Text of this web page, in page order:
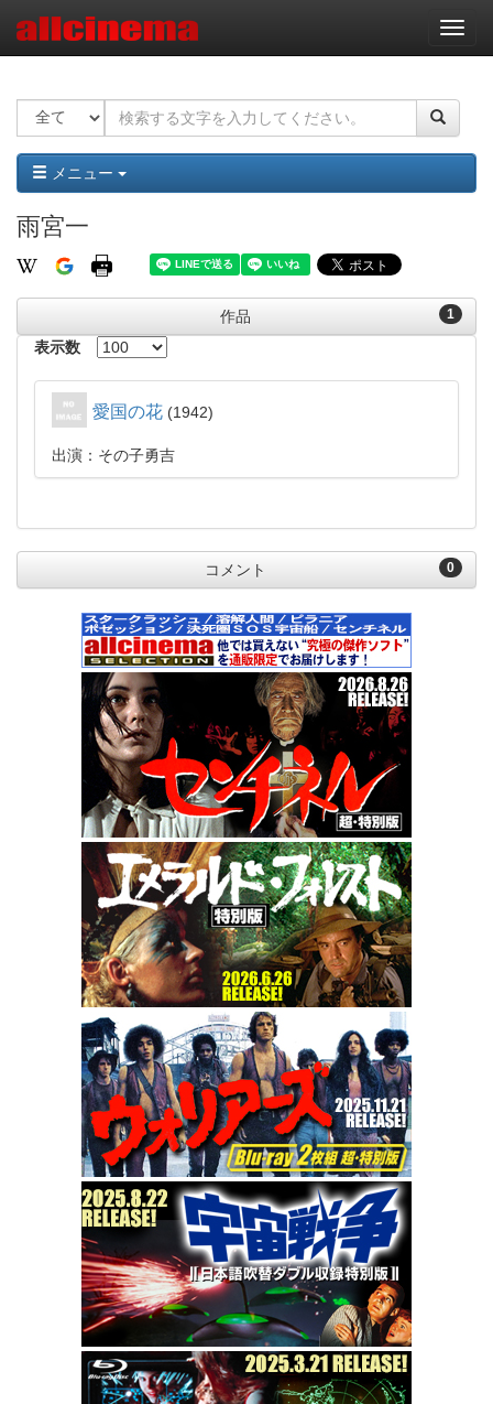
ナ
ビ
ー
ョ
ン
メニュー
雨宮一
1
作品
表示数
愛国の花 1942
出演：その子勇吉
0
コメント